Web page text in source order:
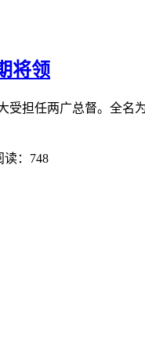
将领
受担任两广总督。全
读：748